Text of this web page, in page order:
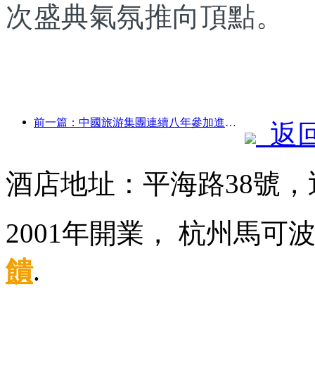
次盛典氣氛推向頂點。
前一篇：中國旅游集團連續八年參加進博會，集中簽約超10億美元
返
酒店地址：平海路38號
2001年開業， 杭州馬
饋.